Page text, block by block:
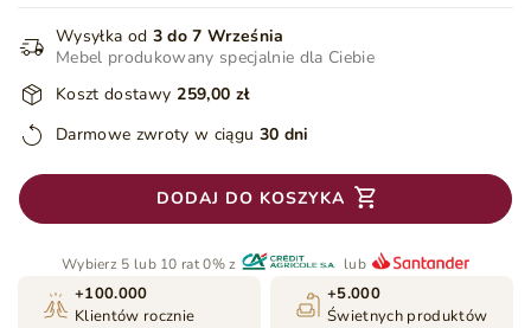
Wysyłka od 3 do 7 Września
Mebel produkowany specjalnie dla Ciebie
Koszt dostawy 259,00 zł
Darmowe zwroty w ciągu 30 dni
DODAJ DO KOSZYKA
Wybierz 5 lub 10 rat 0% z lub
+100.000
Klientów rocznie
+5.000
Świetnych produktów